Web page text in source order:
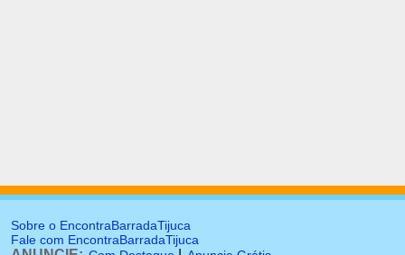
Sobre o EncontraBarradaTijuca
Fale com EncontraBarradaTijuca